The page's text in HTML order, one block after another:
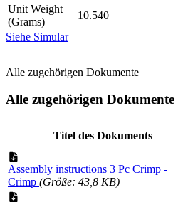
Unit Weight
(Grams)
10.540
Siehe Simular
Alle zugehörigen Dokumente
Alle zugehörigen Dokumente
Titel des Dokuments
Assembly instructions 3 Pc Crimp -
Crimp (Größe: 43,8 KB)